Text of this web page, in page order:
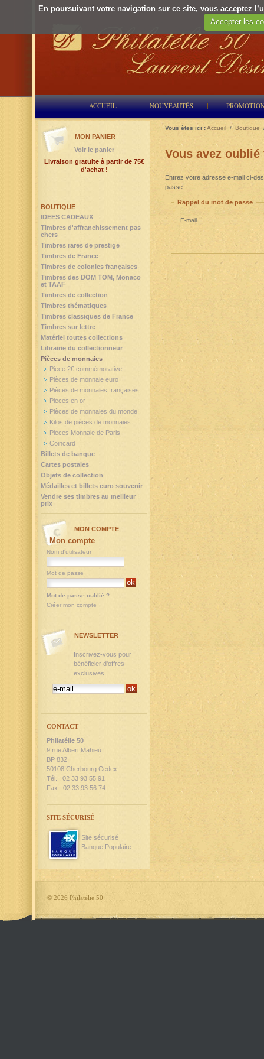
En poursuivant votre navigation sur ce site, vous acceptez
Accepter les
ACCUEIL NOUVEAUTÉS
Vous êtes ici :Accueil / Boutique
Vous avez
Entrez votre adresse e-mail ci-
passe.
Rappel du mot de passe
E-mail
BOUTIQUE
IDEES CADEAUX
Timbres d'affranchissement pas
chers
Timbres rares de prestige
Timbres de France
Timbres de colonies françaises
Timbres des DOM TOM, Monaco
et TAAF
Timbres de collection
Timbres thématiques
Timbres classiques de France
Timbres sur lettre
Matériel toutes collections
Librairie du collectionneur
Pièces de monnaies
Pièce 2€ commémorative
Pièces de monnaie euro
Pièces de monnaies françaises
Pièces en or
Pièces de monnaies du monde
Kilos de pièces de monnaies
Pièces Monnaie de Paris
Coincard
Billets de banque
Cartes postales
Objets de collection
Médailles et billets euro souvenir
Vendre ses timbres au meilleur
prix
MON PANIER
Voir le panier
Livraison gratuite à partir de 75€
d'achat !
MON COMPTE
Mon compte
Nom d'utilisateur
Mot de passe
Mot de passe oublié ?
Créer mon compte
NEWSLETTER
Inscrivez-vous pour
bénéficier d'offres
exclusives !
CONTACT
Philatélie 50
9,rue Albert Mahieu
BP 832
50108 Cherbourg Cedex
Tél. : 02 33 93 55 91
Fax : 02 33 93 56 74
SITE SÉCURISÉ
Site sécurisé
Banque Populaire
© 2026 Philatélie 50